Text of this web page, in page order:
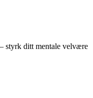
styrk ditt mentale velvære